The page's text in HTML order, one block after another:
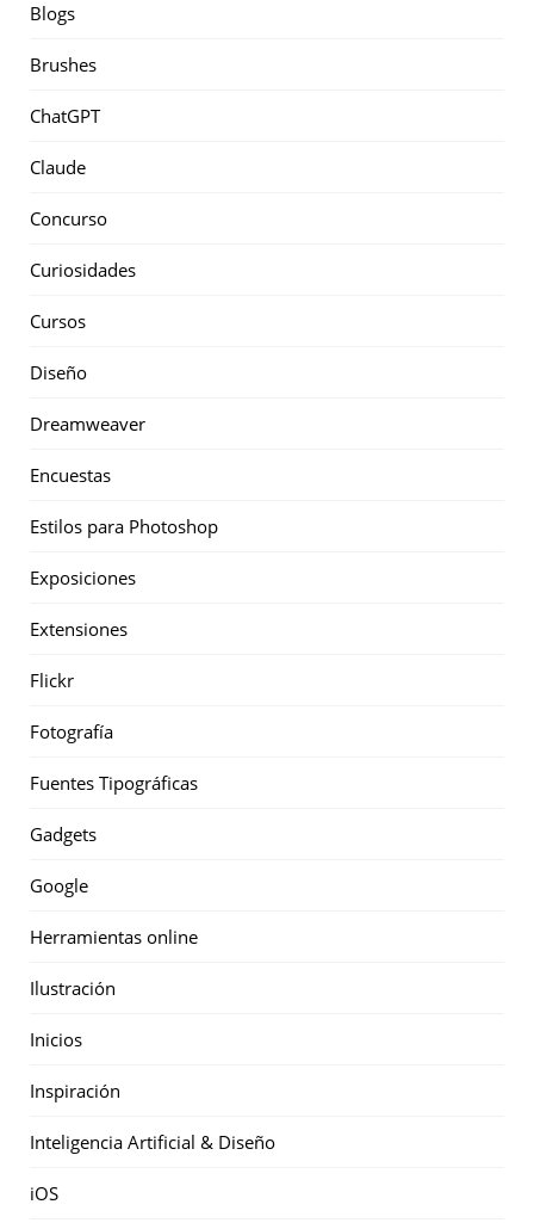
Blogs
Brushes
ChatGPT
Claude
Concurso
Curiosidades
Cursos
Diseño
Dreamweaver
Encuestas
Estilos para Photoshop
Exposiciones
Extensiones
Flickr
Fotografía
Fuentes Tipográficas
Gadgets
Google
Herramientas online
Ilustración
Inicios
Inspiración
Inteligencia Artificial & Diseño
iOS